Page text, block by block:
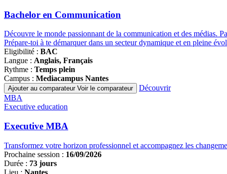
programmes
Bachelor en Communication
Découvre le monde passionnant de la communication et des médias.
Prépare-toi à te démarquer dans un secteur dynamique et en pleine
Eligibilité : BAC
Langue : Anglais, Français
Rythme : Temps plein
Campus : Mediacampus Nantes
Ajouter au comparateur Voir le comparateur
Découvrir
Famille
de
MBA
Executive education
Executive MBA
Transformez votre horizon professionnel et accompagnez les
Prochaine session : 16/09/2026
Durée : 73 jours
Lieu : Nantes